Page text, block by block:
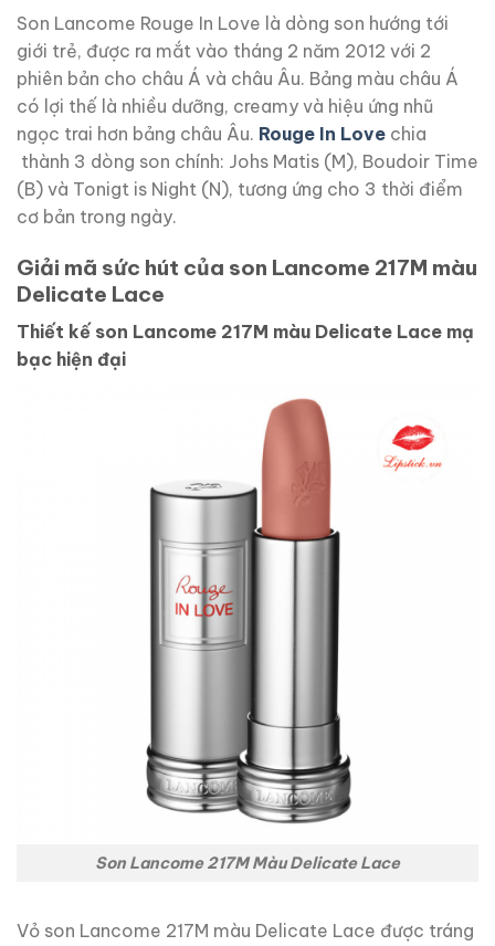
Son Lancome Rouge In Love là dòng son hướng tới
giới trẻ, được ra mắt vào tháng 2 năm 2012 với 2
phiên bản cho châu Á và châu Âu. Bảng màu châu Á
có lợi thế là nhiều dưỡng, creamy và hiệu ứng nhũ
ngọc trai hơn bảng châu Âu. Rouge In Love chia
thành 3 dòng son chính: Johs Matis (M), Boudoir Time
(B) và Tonigt is Night (N), tương ứng cho 3 thời điểm
cơ bản trong ngày.
Giải mã sức hút của son Lancome 217M màu
Delicate Lace
Thiết kế son Lancome 217M màu Delicate Lace mạ
bạc hiện đại
Son Lancome 217M Màu Delicate Lace
Vỏ son Lancome 217M màu Delicate Lace được tráng